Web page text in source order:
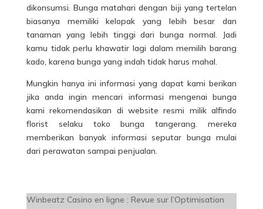
dikonsumsi. Bunga matahari dengan biji yang tertelan
biasanya memiliki kelopak yang lebih besar dan
tanaman yang lebih tinggi dari bunga normal. Jadi
kamu tidak perlu khawatir lagi dalam memilih barang
kado, karena bunga yang indah tidak harus mahal.
Mungkin hanya ini informasi yang dapat kami berikan
jika anda ingin mencari informasi mengenai bunga
kami rekomendasikan di website resmi milik alfindo
florist selaku toko bunga tangerang. mereka
memberikan banyak informasi seputar bunga mulai
dari perawatan sampai penjualan.
Winbeatz Casino en ligne : Revue sur l’Optimisation